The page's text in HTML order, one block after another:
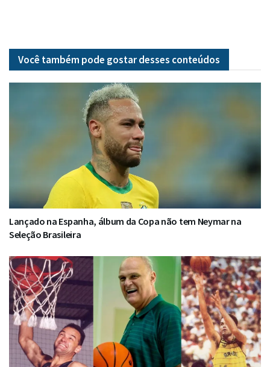
Você também pode gostar desses conteúdos
Lançado na Espanha, álbum da Copa não tem Neymar na
Seleção Brasileira